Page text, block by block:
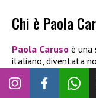
Chi è Paola
Paola Caruso è una
italiano, diventata
“Bonas” nel
Bonolis.Nata nel